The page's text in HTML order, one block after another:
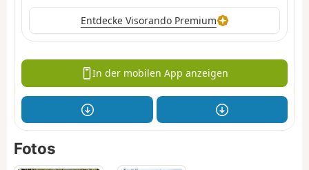
Entdecke Visorando Premium
In der mobilen App anzeigen
Fotos